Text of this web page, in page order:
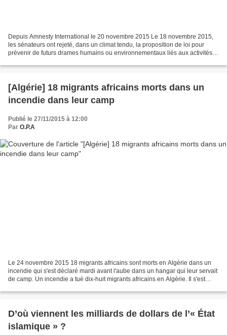
Depuis Amnesty International le 20 novembre 2015 Le 18 novembre 2015,
les sénateurs ont rejeté, dans un climat tendu, la proposition de loi pour
prévenir de futurs drames humains ou environnementaux liés aux activités
[Algérie] 18 migrants africains morts dans un
incendie dans leur camp
Publié le 27/11/2015 à 12:00
Par O.P.A
Le 24 novembre 2015 18 migrants africains sont morts en Algérie dans un
incendie qui s'est déclaré mardi avant l'aube dans un hangar qui leur servait
de camp. Un incendie a tué dix-huit migrants africains en Algérie. Il s'est
D’où viennent les milliards de dollars de l’« État
islamique » ?